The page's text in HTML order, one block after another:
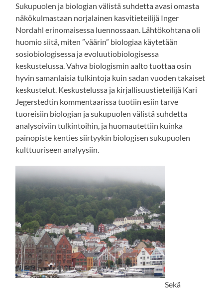
Sukupuolen ja biologian välistä suhdetta avasi omasta
näkökulmastaan norjalainen kasvitieteilijä Inger
Nordahl erinomaisessa luennossaan. Lähtökohtana oli
huomio siitä, miten ”väärin” biologiaa käytetään
sosiobiologisessa ja evoluutiobiologisessa
keskustelussa. Vahva biologismin aalto tuottaa osin
hyvin samanlaisia tulkintoja kuin sadan vuoden takaiset
keskustelut. Keskustelussa ja kirjallisuustieteilijä Kari
Jegerstedtin kommentaarissa tuotiin esiin tarve
tuoreisiin biologian ja sukupuolen välistä suhdetta
analysoiviin tulkintoihin, ja huomautettiin kuinka
painopiste kenties siirtyykin biologisen sukupuolen
kulttuuriseen analyysiin.
Sekä